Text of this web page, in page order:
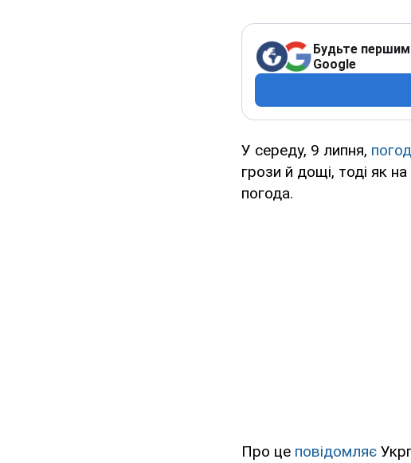
Будьте
Google
У середу, 9 липня,
грози й дощі, тоді як
погода.
Про це повідомляє